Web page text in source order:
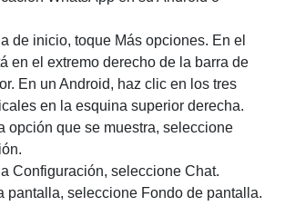
de inicio, toque Más opciones. En el
en el extremo derecho de la barra de
En un Android, haz clic en los tres
en la esquina superior derecha.
opción que se muestra, seleccione
Configuración, seleccione Chat.
pantalla, seleccione Fondo de pantalla.